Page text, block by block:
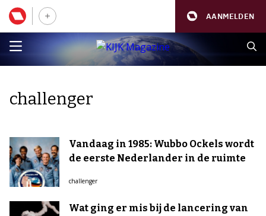
AANMELDEN
challenger
Vandaag in 1985: Wubbo Ockels wordt
de eerste Nederlander in de ruimte
challenger
Wat ging er mis bij de lancering van